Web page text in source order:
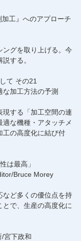
工』へのアプローチ
グを取り上げる。今
する。
て その21
な加工方法の予測
する「加工空間の連
な機種・アタッチメ
工の高度化に結び付
は最高」
Bruce Morey
など多くの優位点を持
で、生産の高度化に
宮下政和